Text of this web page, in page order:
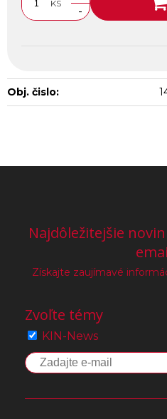
KS
-
Obj. čislo:
Najdôležitejšie
Získajte zaujímavé
Zvoľte témy
KIN-News